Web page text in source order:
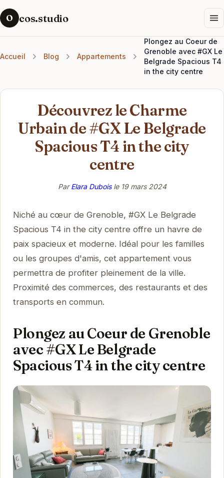
O cos.studio
Accueil Blog Appartements
Plongez au Coeur de
Grenoble avec #GX Le
Belgrade Spacious T4
in the city centre
Découvrez le Charme
Urbain de #GX Le Belgrade
Spacious T4 in the city
centre
ParElara Duboisle 19 mars 2024
Niché au cœur de Grenoble, #GX Le Belgrade
Spacious T4 in the city centre offre un havre de
paix spacieux et moderne. Idéal pour les familles
ou les groupes d'amis, cet appartement vous
permettra de profiter pleinement de la ville.
Proximité des commerces, des restaurants et des
transports en commun.
Plongez au Coeur de Grenoble
avec #GX Le Belgrade
Spacious T4 in the city centre